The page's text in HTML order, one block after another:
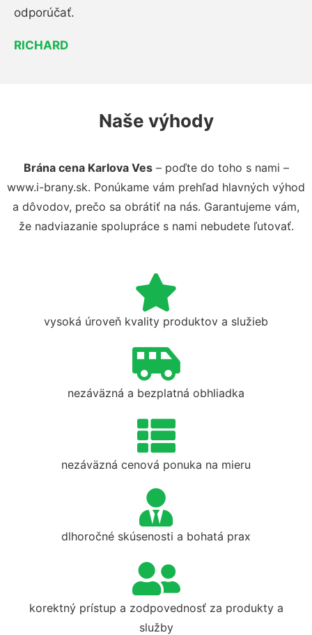
odporúčať.
RICHARD
Naše výhody
Brána cena Karlova Ves– poďte do toho s nami –
www.i-brany.sk. Ponúkame vám prehľad hlavných výhod
a dôvodov, prečo sa obrátiť na nás. Garantujeme vám,
že nadviazanie spolupráce s nami nebudete ľutovať.
vysoká úroveň kvality produktov a služieb
nezáväzná a bezplatná obhliadka
nezáväzná cenová ponuka na mieru
dlhoročné skúsenosti a bohatá prax
korektný prístup a zodpovednosť za produkty a
služby